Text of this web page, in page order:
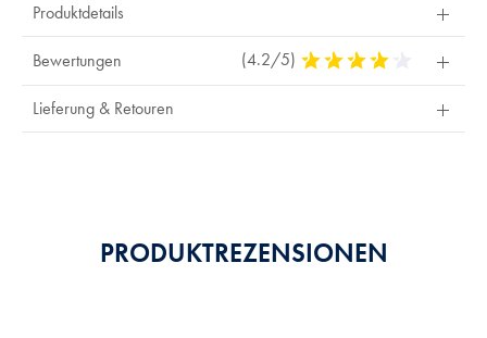
Produktdetails
Bewertungen (4.2/5) 4,2
Lieferung & Retouren
PRODUKTREZENSIONEN